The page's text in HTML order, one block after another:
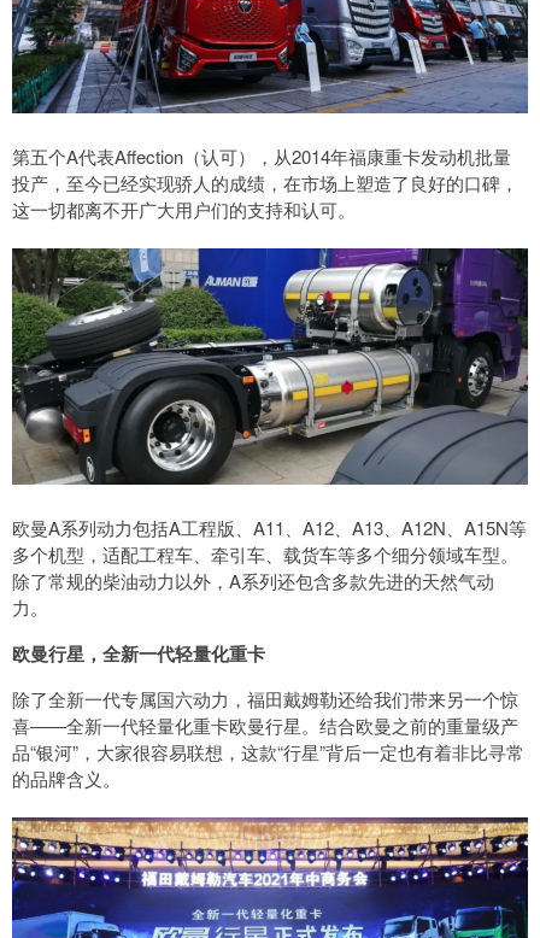
第五个A代表Affection（认可），从2014年福康重卡发动机批量
投产，至今已经实现骄人的成绩，在市场上塑造了良好的口碑，
这一切都离不开广大用户们的支持和认可。
欧曼A系列动力包括A工程版、A11、A12、A13、A12N、A15N等
多个机型，适配工程车、牵引车、载货车等多个细分领域车型。
除了常规的柴油动力以外，A系列还包含多款先进的天然气动
力。
欧曼行星，全新一代轻量化重卡
除了全新一代专属国六动力，福田戴姆勒还给我们带来另一个惊
喜——全新一代轻量化重卡欧曼行星。结合欧曼之前的重量级产
品“银河”，大家很容易联想，这款“行星”背后一定也有着非比寻常
的品牌含义。